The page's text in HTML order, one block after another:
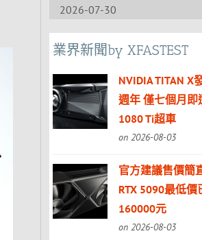
2026-07-30
業界新聞by XFASTEST
NVIDIA TITAN X
週年 僅七個月即
1080 Ti超車
on 2026-08-03
官方建議售價簡
RTX 5090最低價
160000元
on 2026-08-03